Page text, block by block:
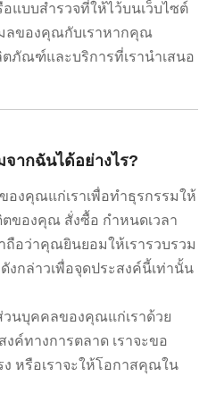
แบบสำรวจที่ให้ไว้บนเว็บไซต์
ลของคุณกับเราหากคุณ
ภัณฑ์และบริการที่เรานำเสนอ
ากฉันได้อย่างไร?
งคุณแก่เราเพื่อทำธุรกรรมให้
ตของคุณ สั่งซื้อ กำหนดเวลา
ถือว่าคุณยินยอมให้เรารวบรวม
กล่าวเพื่อจุดประสงค์นี้เท่านั้น
นบุคคลของคุณแก่เราด้วย
งค์ทางการตลาด เราจะขอ
หรือเราจะให้โอกาสคุณใน